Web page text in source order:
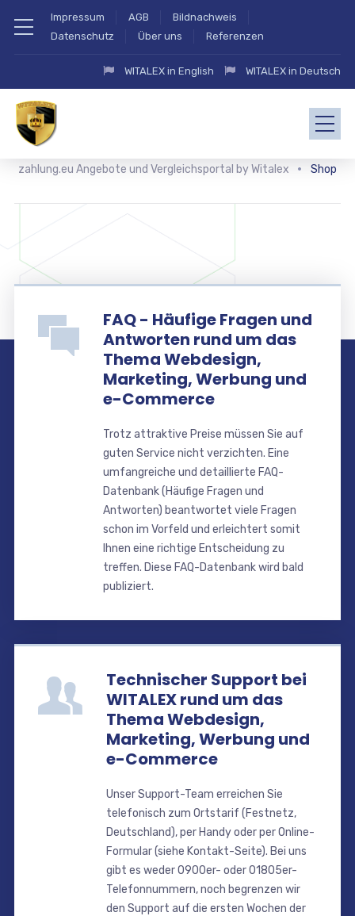
Impressum AGB
Bildnachweis
Datenschutz
Über uns Referenzen
WITALEX in English WITALEX in Deutsch
zahlung.eu Angebote und Vergleichsportal by Witalex Shop
FAQ - Häufige Fragen und
Antworten rund um das
Thema Webdesign,
Marketing, Werbung und
e-Commerce
Trotz attraktive Preise müssen Sie auf
guten Service nicht verzichten. Eine
umfangreiche und detaillierte FAQ-
Datenbank (Häufige Fragen und
Antworten) beantwortet viele Fragen
schon im Vorfeld und erleichtert somit
Ihnen eine richtige Entscheidung zu
treffen. Diese FAQ-Datenbank wird bald
publiziert.
Technischer Support bei
WITALEX rund um das
Thema Webdesign,
Marketing, Werbung und
e-Commerce
Unser Support-Team erreichen Sie
telefonisch zum Ortstarif (Festnetz,
Deutschland), per Handy oder per Online-
Formular (siehe Kontakt-Seite). Bei uns
gibt es weder 0900er- oder 01805er-
Telefonnummern, noch begrenzen wir
den Support auf die ersten Wochen der